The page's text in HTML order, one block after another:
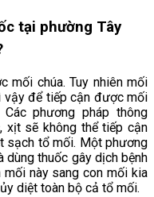
tại phường Tây
mối chúa. Tuy nhiên mối
vậy để tiếp cận được mối
phương pháp thông
xịt sẽ không thể tiếp cận
sạch tổ mối. Một phương
thuốc gây dịch bệnh
này sang con mối kia
diệt toàn bộ cả tổ mối.